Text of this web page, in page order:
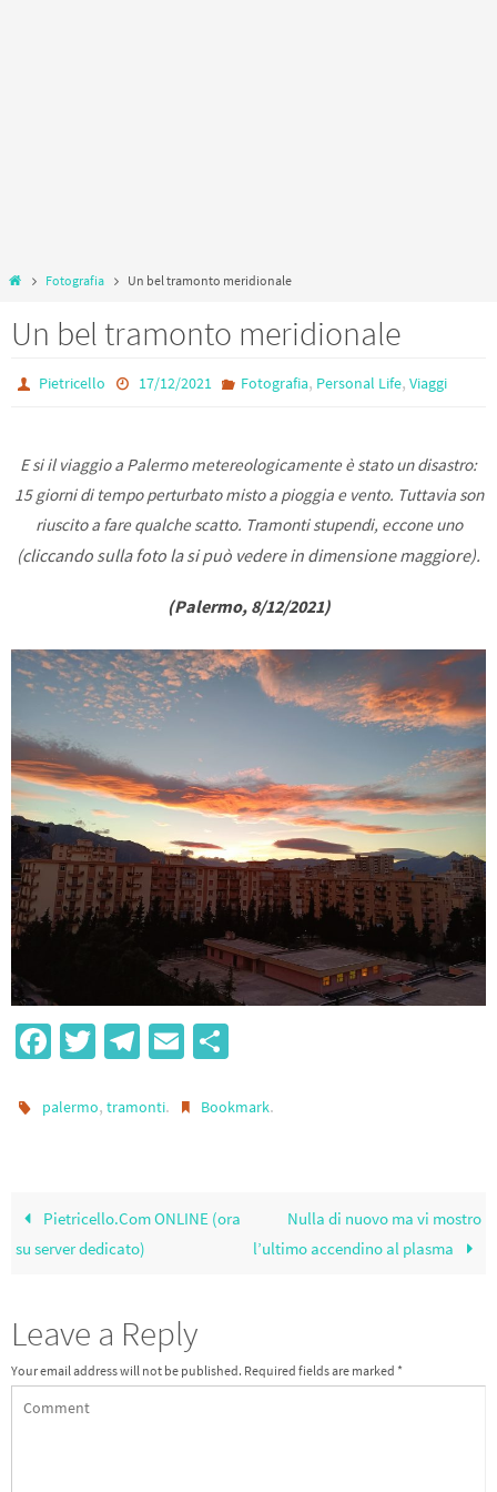
HomeFotografia Un bel tramonto meridionale
Un bel tramonto meridionale
Pietricello 17/12/2021 Fotografia, Personal Life, Viaggi
E si il viaggio a Palermo metereologicamente è stato un disastro:
15 giorni di tempo perturbato misto a pioggia e vento. Tuttavia son
riuscito a fare qualche scatto. Tramonti stupendi, eccone uno
(cliccando sulla foto la si può vedere in dimensione maggiore).
(Palermo, 8/12/2021)
Fa
b
k
T
tt
Te
gr
E
ail ar
palermo,tramonti. Bookmark.
Pietricello.Com ONLINE (ora
su server dedicato)
Nulla di nuovo ma vi mostro
l’ultimo accendino al plasma
Leave a Reply
Your email address will not be published. Required fields are marked *